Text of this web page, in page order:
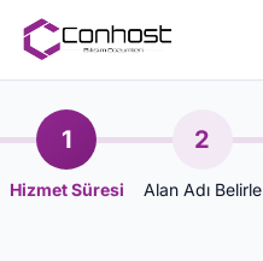
1
Hizmet Süresi
2
Alan Adı Belirle